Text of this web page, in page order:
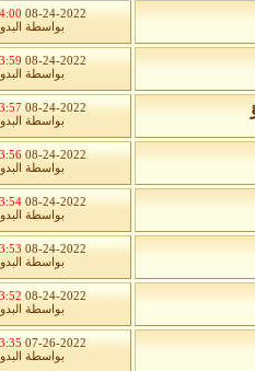
08-24-2022
PM
بواسطة
08-24-2022
PM
بواسطة
08-24-2022
PM
بواسطة
08-24-2022
PM
بواسطة
08-24-2022
PM
بواسطة
08-24-2022
PM
بواسطة
08-24-2022
PM
بواسطة
07-26-2022
PM
بواسطة